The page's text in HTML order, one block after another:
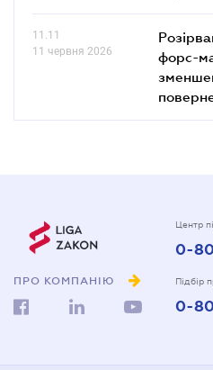
11.11
11 червня 2026
форс-
ПРО КОМПАНІЮ
Центр
0-
Підбір
0-